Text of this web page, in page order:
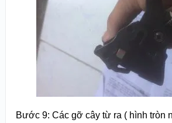
Bước 9: Các gỡ cây từ ra ( hình tròn